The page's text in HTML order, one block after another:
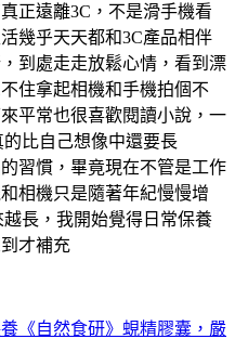
正遠離3C，不是滑手機看
幾乎天天都和3C產品相伴
到處走走放鬆心情，看到漂
住拿起相機和手機拍個不
平常也很喜歡閱讀小說，一
比自己想像中還要長
習慣，畢竟現在不管是工作
相機只是隨著年紀慢慢增
長，我開始覺得日常保養
才補充
《自然食研》蜆精膠囊，嚴